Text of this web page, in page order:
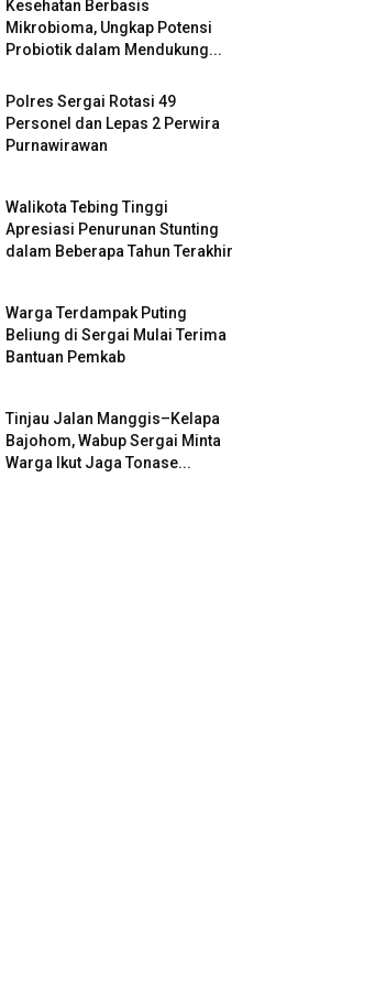
Kesehatan Berbasis
Mikrobioma, Ungkap Potensi
Probiotik dalam Mendukung...
Polres Sergai Rotasi 49
Personel dan Lepas 2 Perwira
Purnawirawan
Walikota Tebing Tinggi
Apresiasi Penurunan Stunting
dalam Beberapa Tahun Terakhir
Warga Terdampak Puting
Beliung di Sergai Mulai Terima
Bantuan Pemkab
Tinjau Jalan Manggis–Kelapa
Bajohom, Wabup Sergai Minta
Warga Ikut Jaga Tonase...